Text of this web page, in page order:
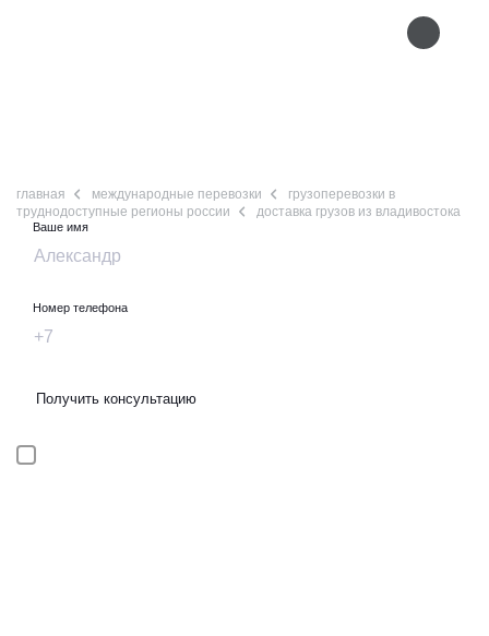
главная международные перевозки
грузоперевозки в
труднодоступные регионы россии
доставка грузов из владивостока
Ваше имя
Номер телефона
Получить консультацию